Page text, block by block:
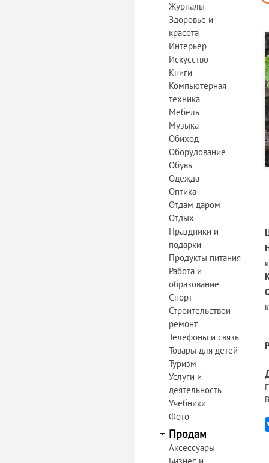
Журналы
Здоровье и
красота
Интерьер
Искусство
Книги
Компьютерная
техника
Мебель
Музыка
Обиход
Оборудование
Обувь
Одежда
Оптика
Отдам даром
Отдых
Праздники и
подарки
Продукты питания
Работа и
образование
Спорт
Строительствои
ремонт
Телефоны и связь
Товары для детей
Туризм
Услуги и
деятельность
Учебники
Фото
Продам
Аксессуары